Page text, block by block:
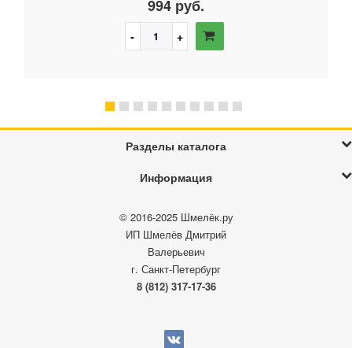
994 руб.
Разделы каталога
Информация
© 2016-2025 Шмелёк.ру
ИП Шмелёв Дмитрий
Валерьевич
г. Санкт-Петербург
8 (812) 317-17-36